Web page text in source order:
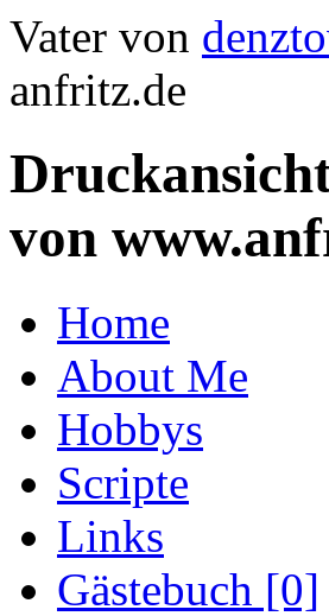
Vater von
anfritz.de
von
Home
About Me
Hobbys
Scripte
Links
Gästebuch [0]